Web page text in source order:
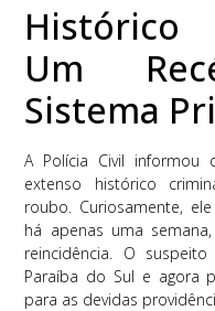
Histórico
Um
Sistema
A Polícia Civil
extenso histórico
roubo. Curiosamente,
há apenas uma
reincidência. O
Paraíba do Sul e agora
para as devidas